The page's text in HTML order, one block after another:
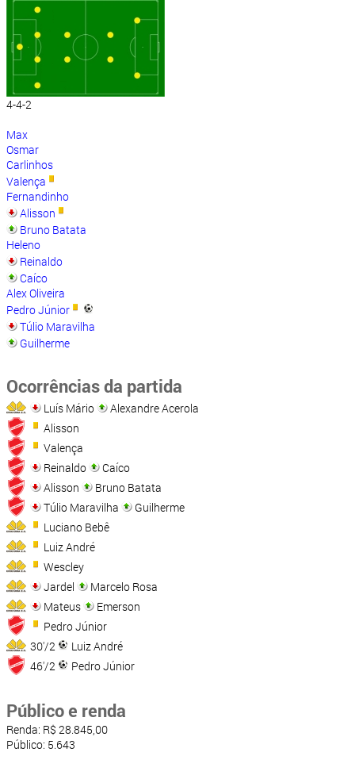
4-4-2
Max
Osmar
Carlinhos
Valença
Fernandinho
Alisson
Bruno Batata
Heleno
Reinaldo
Caíco
Alex Oliveira
Pedro Júnior
Túlio Maravilha
Guilherme
Ocorrências da partida
Luís Mário
Alexandre Acerola
Alisson
Valença
Reinaldo
Caíco
Alisson
Bruno Batata
Túlio Maravilha
Guilherme
Luciano Bebê
Luiz André
Wescley
Jardel
Marcelo Rosa
Mateus
Emerson
Pedro Júnior
30'/2
Luiz André
46'/2
Pedro Júnior
Público e renda
Renda: R$ 28.845,00
Público: 5.643